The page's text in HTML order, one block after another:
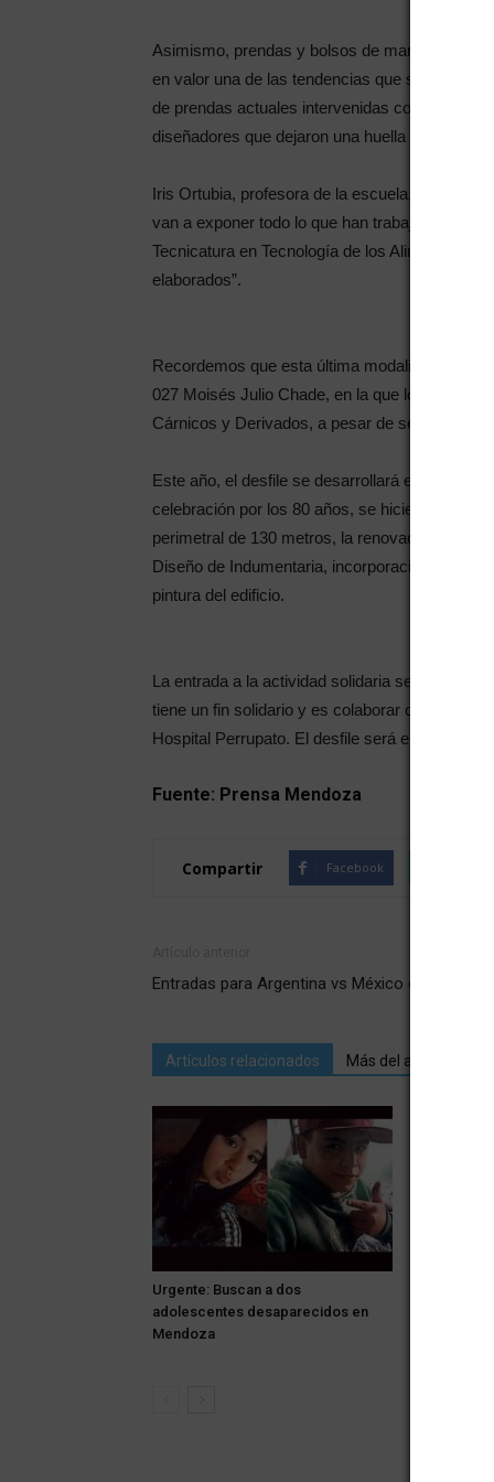
Asimismo, prendas y bolsos de mano
en valor una de las tendencias que se impone
de prendas actuales intervenidas con
diseñadores que dejaron una huella en la
Iris Ortubia, profesora de la escuela, destacó
van a exponer todo lo que han trabajado
Tecnicatura en Tecnología de los Alimentos,
elaborados”.
Recordemos que esta última modalidad tuvo
027 Moisés Julio Chade, en la que logró el
Cárnicos y Derivados, a pesar de ser la
Este año, el desfile se desarrollará en un
celebración por los 80 años, se hicieron
perimetral de 130 metros, la renovación de los
Diseño de Indumentaria, incorporación de
pintura del edificio.
La entrada a la actividad solidaria será una
tiene un fin solidario y es colaborar con el
Hospital Perrupato. El desfile será el 15 de
Fuente: Prensa Mendoza
Compartir Facebook
Entradas para Argentina vs México en el
Artículos relacionados Más del autor
Urgente: Buscan a dos
adolescentes desaparecidos en
Mendoza